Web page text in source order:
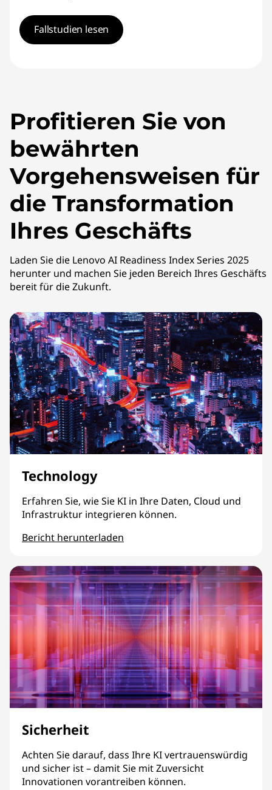
Fallstudien lesen
Profitieren Sie von
bewährten
Vorgehensweisen für
die Transformation
Ihres Geschäfts
Laden Sie die Lenovo AI Readiness Index Series 2025
herunter und machen Sie jeden Bereich Ihres Geschäfts
bereit für die Zukunft.
Technology
Erfahren Sie, wie Sie KI in Ihre Daten, Cloud und
Infrastruktur integrieren können.
Bericht herunterladen
Sicherheit
Achten Sie darauf, dass Ihre KI vertrauenswürdig
und sicher ist – damit Sie mit Zuversicht
Innovationen vorantreiben können.